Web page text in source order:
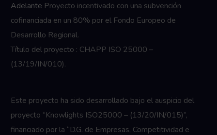
Adelante Proyecto incentivado con una subvención
cofinanciada en un 80% por el Fondo Europeo de
Desarrollo Regional.
Título del proyecto : CHAPP ISO 25000 –
(13/19/IN/010).
Este proyecto ha sido desarrollado bajo el auspicio del
proyecto “Knowlights ISO25000 – (13/20/IN/015)”,
financiado por la “D.G. de Empresas, Competitividad e